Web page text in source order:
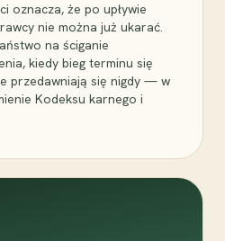
oznacza, że po upływie
nie można już ukarać.
na ściganie
kiedy bieg terminu się
przedawniają się nigdy — w
Kodeksu karnego i